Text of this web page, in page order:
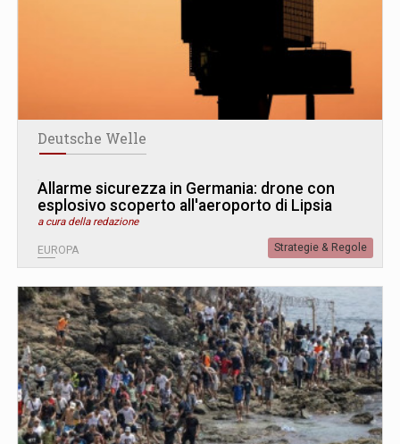
Deutsche Welle
Allarme sicurezza in Germania: drone con
esplosivo scoperto all'aeroporto di Lipsia
a cura della redazione
EUROPA Strategie & Regole